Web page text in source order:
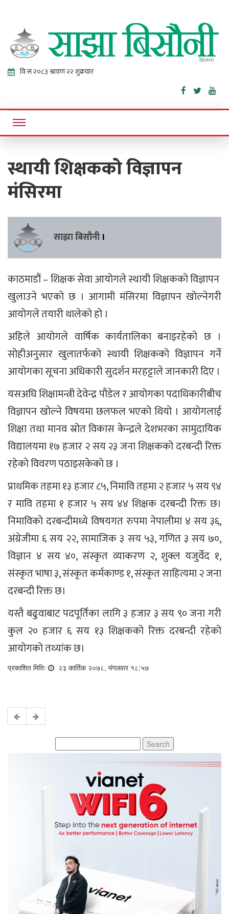
Sajha
Bisaunee
Online News Portal
स्थायी शिक्षकको विज्ञापन
मंसिरमा
साझा बिसौनी ।
काठमाडौं – शिक्षक सेवा आयोगले स्थायी शिक्षकको विज्ञापन
खुलाउने भएको छ । आगामी मंसिरमा विज्ञापन खोल्नेगरी
आयोगले तयारी थालेको हो ।
अहिले आयोगले वार्षिक कार्यतालिका बनाइरहेको छ ।
सोहीअनुसार खुलातर्फको स्थायी शिक्षकको विज्ञापन गर्ने
आयोगका सूचना अधिकारी सुदर्शन मरहट्टाले जानकारी दिए ।
यसअघि शिक्षामन्त्री देवेन्द्र पौडेल र आयोगका पदाधिकारीबीच
विज्ञापन खोल्ने विषयमा छलफल भएको थियो । आयोगलाई
शिक्षा तथा मानव स्रोत विकास केन्द्रले देशभरका सामुदायिक
विद्यालयमा १७ हजार २ सय २३ जना शिक्षकको दरबन्दी रिक्त
रहेको विवरण पठाइसकेको छ ।
प्राथमिक तहमा १३ हजार ८५, निमावि तहमा २ हजार ५ सय ९४
र मावि तहमा १ हजार ५ सय ४४ शिक्षक दरबन्दी रिक्त छ।
निमाविको दरबन्दीमध्ये विषयगत रुपमा नेपालीमा ४ सय ३६,
अंग्रेजीमा ६ सय २२, सामाजिक ३ सय ५३, गणित ३ सय ७०,
विज्ञान ४ सय ४०, संस्कृत व्याकरण २, शुक्ल यजुर्वेद १,
संस्कृत भाषा ३, संस्कृत कर्मकाण्ड १, संस्कृत साहित्यमा २ जना
दरबन्दी रिक्त छ।
यस्तै बढुवाबाट पदपूर्तिका लागि ३ हजार ३ सय ९० जना गरी
कुल २० हजार ६ सय १३ शिक्षकको रिक्त दरबन्दी रहेको
आयोगको तथ्यांक छ।
प्रकाशित मितिः २३ कार्तिक २०७८, मंगलवार १८:५७
for: